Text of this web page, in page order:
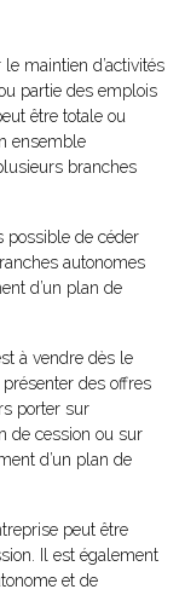
le maintien d’activités
partie des emplois
être totale ou
ensemble
branches
possible de céder
autonomes
d’un plan de
à vendre dès le
des offres
porter sur
de cession ou sur
d’un plan de
peut être
Il est également
et de